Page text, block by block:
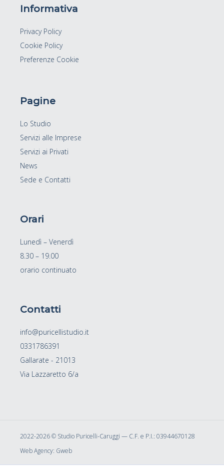
Informativa
Privacy Policy
Cookie Policy
Preferenze Cookie
Pagine
Lo Studio
Servizi alle Imprese
Servizi ai Privati
News
Sede e Contatti
Orari
Lunedì – Venerdì
8.30 – 19.00
orario continuato
Contatti
info@puricellistudio.it
0331786391
Gallarate - 21013
Via Lazzaretto 6/a
2022-2026 © Studio Puricelli-Caruggi — C.F. e P.I.: 03944670128
Web Agency: Gweb